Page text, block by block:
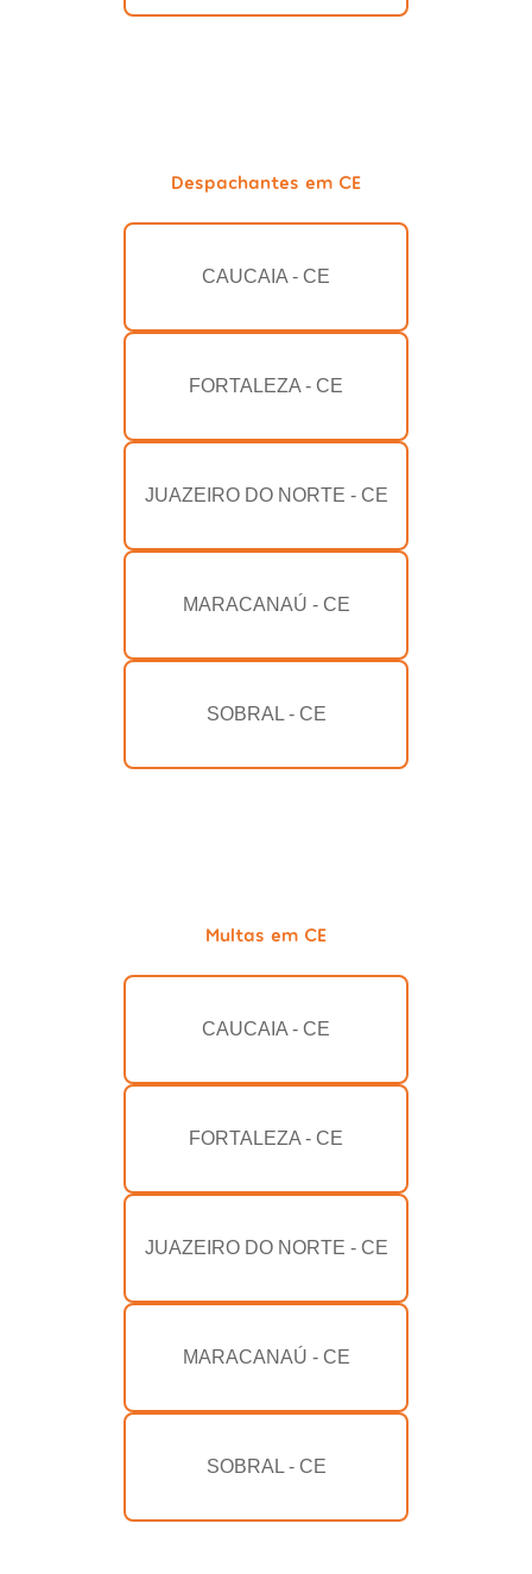
Despachantes em CE
CAUCAIA - CE
FORTALEZA - CE
JUAZEIRO DO NORTE - CE
MARACANAÚ - CE
SOBRAL - CE
Multas em CE
CAUCAIA - CE
FORTALEZA - CE
JUAZEIRO DO NORTE - CE
MARACANAÚ - CE
SOBRAL - CE